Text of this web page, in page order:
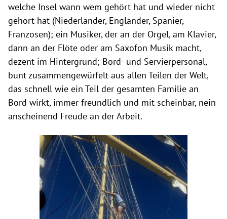
welche Insel wann wem gehört hat und wieder nicht
gehört hat (Niederländer, Engländer, Spanier,
Franzosen); ein Musiker, der an der Orgel, am Klavier,
dann an der Flöte oder am Saxofon Musik macht,
dezent im Hintergrund; Bord- und Servierpersonal,
bunt zusammengewürfelt aus allen Teilen der Welt,
das schnell wie ein Teil der gesamten Familie an
Bord wirkt, immer freundlich und mit scheinbar, nein
anscheinend Freude an der Arbeit.